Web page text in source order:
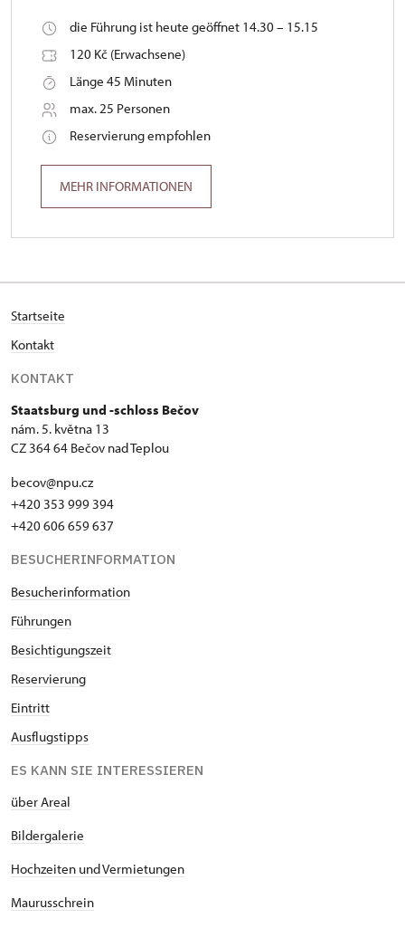
die Führung ist heute geöffnet 14.30 – 15.15
120 Kč (Erwachsene)
Länge 45 Minuten
max. 25 Personen
Reservierung empfohlen
MEHR INFORMATIONEN
Startseite
Kontakt
KONTAKT
Staatsburg und -schloss Bečov
nám. 5. května 13
CZ 364 64 Bečov nad Teplou
becov@npu.cz
+420 353 999 394
+420 606 659 637
BESUCHERINFORMATION
Besucherinformation
Führungen
Besichtigungszeit
Reservierung
Eintritt
Ausflugstipps
ES KANN SIE INTERESSIEREN
über Areal
Bildergalerie
Hochzeiten und Vermietungen
Maurusschrein